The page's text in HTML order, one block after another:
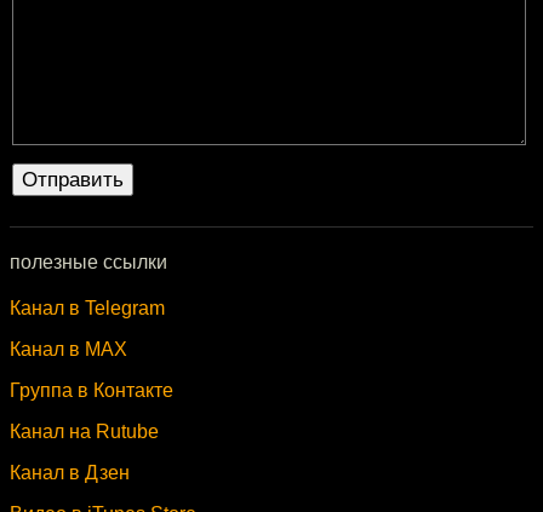
полезные ссылки
Канал в Telegram
Канал в MAX
Группа в Контакте
Канал на Rutube
Канал в Дзен